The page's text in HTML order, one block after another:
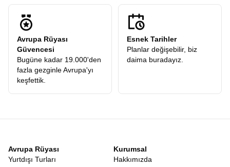
Havalimanı’nda buluştuğumuz andan itibaren, profesyonel
ekibimizin güvencesi altındasınızdır. Uçak saatleri, transferler ve
şehirlerarası geçişler, yorgunluğu minimize edecek şekilde
ayarlanır. Kahire’ye inip o büyüleyici atmosferi soluduğunuzda,
arkanızda İstanbul’un griliğini bırakmış, önünüzde güneşin
ülkesinin altın sarısı vadilerini bulmuş olursunuz.
Nil Tekne Gezisi Dahil Mısır Turu
Mısır’ı özel kılan bir diğer detay, nehir üzerinde yapılan
ardında başlayan sonsuz çölü görmek, yaşam ve ölüm arasındaki
ince çizgiyi hatırlatır. Mısırlılar için doğu yakası yaşamı, batı
Avrupa Rüyası
Güvencesi
Bugüne kadar 19.000'den
fazla gezginle Avrupa'yı
keşfettik.
Esnek Tarihler
Planlar değişebilir, biz
daima buradayız.
Avrupa Rüyası
Yurtdışı Turları
Kurumsal
Hakkımızda